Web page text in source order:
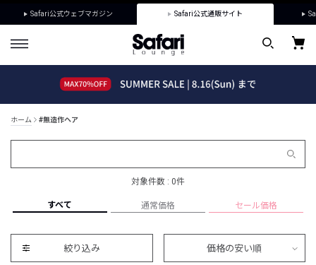
Safari公式ウェブマガジン Safari公式通販サイト
ホーム #無造作ヘア
対象件数 : 0件
すべて 通常価格 セール価格
絞り込み 価格の安い順